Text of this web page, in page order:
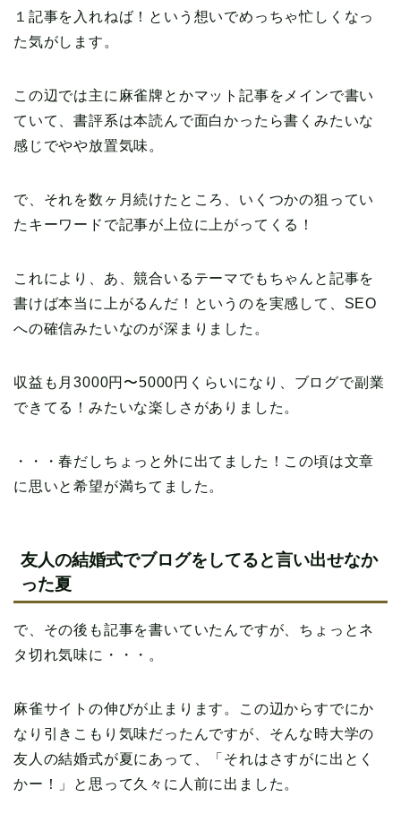
１記事を入れねば！という想いでめっちゃ忙しくなっ
た気がします。
この辺では主に麻雀牌とかマット記事をメインで書い
ていて、書評系は本読んで面白かったら書くみたいな
感じでやや放置気味。
で、それを数ヶ月続けたところ、いくつかの狙ってい
たキーワードで記事が上位に上がってくる！
これにより、あ、競合いるテーマでもちゃんと記事を
書けば本当に上がるんだ！というのを実感して、SEO
への確信みたいなのが深まりました。
収益も月3000円〜5000円くらいになり、ブログで副業
できてる！みたいな楽しさがありました。
・・・春だしちょっと外に出てました！この頃は文章
に思いと希望が満ちてました。
友人の結婚式でブログをしてると言い出せなか
った夏
で、その後も記事を書いていたんですが、ちょっとネ
タ切れ気味に・・・。
麻雀サイトの伸びが止まります。この辺からすでにか
なり引きこもり気味だったんですが、そんな時大学の
友人の結婚式が夏にあって、「それはさすがに出とく
かー！」と思って久々に人前に出ました。